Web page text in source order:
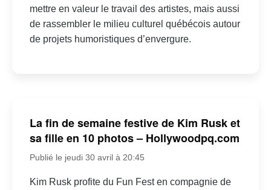
mettre en valeur le travail des artistes, mais aussi
de rassembler le milieu culturel québécois autour
de projets humoristiques d’envergure.
La fin de semaine festive de Kim Rusk et
sa fille en 10 photos – Hollywoodpq.com
Publié le jeudi 30 avril à 20:45
Kim Rusk profite du Fun Fest en compagnie de